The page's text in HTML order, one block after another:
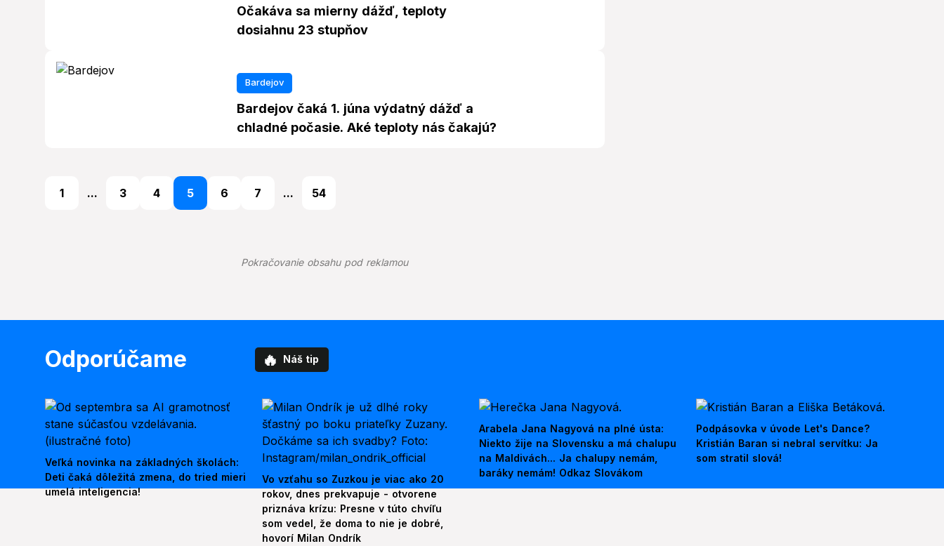
Očakáva sa mierny dážď, teploty
dosiahnu 23 stupňov
Bardejov
Bardejov čaká 1. júna výdatný dážď a
chladné počasie. Aké teploty nás čakajú?
1 ... 3 4 5 6 7 ... 54
Pokračovanie obsahu pod reklamou
Odporúčame 🔥 Náš tip
Veľká novinka na základných školách:
Deti čaká dôležitá zmena, do tried mieri
umelá inteligencia!
Vo vzťahu so Zuzkou je viac ako 20
rokov, dnes prekvapuje - otvorene
priznáva krízu: Presne v túto chvíľu
som vedel, že doma to nie je dobré,
hovorí Milan Ondrík
Arabela Jana Nagyová na plné ústa:
Niekto žije na Slovensku a má chalupu
na Maldivách... Ja chalupy nemám,
baráky nemám! Odkaz Slovákom
Podpásovka v úvode Let's Dance?
Kristián Baran si nebral servítku: Ja
som stratil slová!